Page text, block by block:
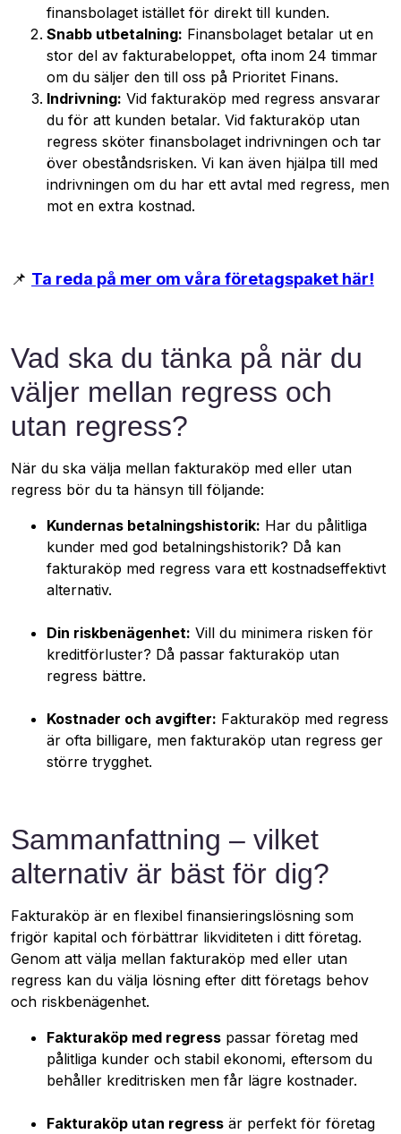
finansbolaget istället för direkt till kunden.
Snabb utbetalning: Finansbolaget betalar ut en
stor del av fakturabeloppet, ofta inom 24 timmar
om du säljer den till oss på Prioritet Finans.
Indrivning: Vid fakturaköp med regress ansvarar
du för att kunden betalar. Vid fakturaköp utan
regress sköter finansbolaget indrivningen och tar
över obeståndsrisken. Vi kan även hjälpa till med
indrivningen om du har ett avtal med regress, men
mot en extra kostnad.
📌 Ta reda på mer om våra företagspaket här!
Vad ska du tänka på när du
väljer mellan regress och
utan regress?
När du ska välja mellan fakturaköp med eller utan
regress bör du ta hänsyn till följande:
Kundernas betalningshistorik: Har du pålitliga
kunder med god betalningshistorik? Då kan
fakturaköp med regress vara ett kostnadseffektivt
alternativ.
Din riskbenägenhet: Vill du minimera risken för
kreditförluster? Då passar fakturaköp utan
regress bättre.
Kostnader och avgifter: Fakturaköp med regress
är ofta billigare, men fakturaköp utan regress ger
större trygghet.
Sammanfattning – vilket
alternativ är bäst för dig?
Fakturaköp är en flexibel finansieringslösning som
frigör kapital och förbättrar likviditeten i ditt företag.
Genom att välja mellan fakturaköp med eller utan
regress kan du välja lösning efter ditt företags behov
och riskbenägenhet.
Fakturaköp med regress passar företag med
pålitliga kunder och stabil ekonomi, eftersom du
behåller kreditrisken men får lägre kostnader.
Fakturaköp utan regress är perfekt för företag